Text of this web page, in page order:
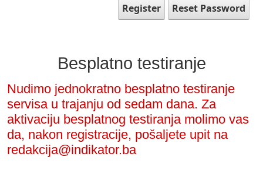
Register Reset Password
Besplatno testiranje
Nudimo jednokratno besplatno testiranje
servisa u trajanju od sedam dana. Za
aktivaciju besplatnog testiranja molimo vas
da, nakon registracije, pošaljete upit na
redakcija@indikator.ba